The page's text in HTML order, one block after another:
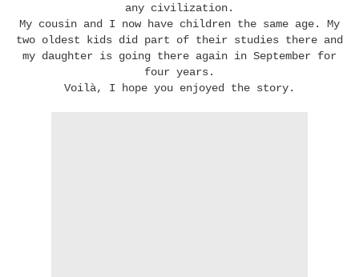
any civilization.
My cousin and I now have children the same age. My
two oldest kids did part of their studies there and
my daughter is going there again in September for
four years.
Voilà, I hope you enjoyed the story.